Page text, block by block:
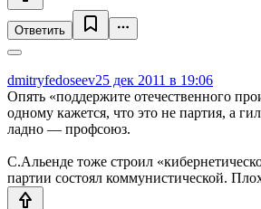
Ответить
dmitryfedoseev25 дек 2011 в 19:06
Опять «поддержите отечественного
одному кажется, что это не партия, а
ладно — профсоюз.
С.Альенде тоже строил
партии состоял коммунистической.